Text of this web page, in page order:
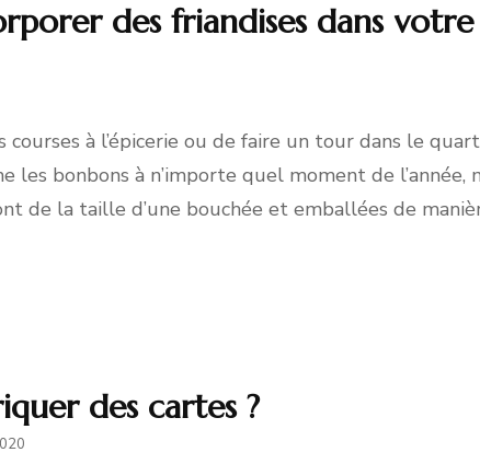
des friandises dans
courses à l’épicerie ou de faire un tour dans le
les bonbons à n’importe quel moment de l’année,
de la taille d’une bouchée et emballées de
des cartes ?